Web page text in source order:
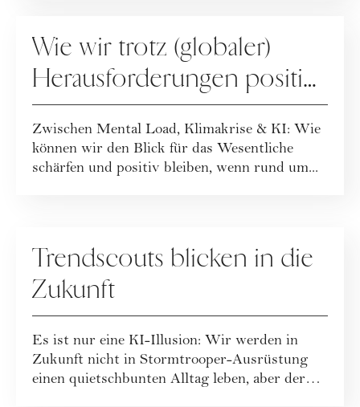
Wie wir trotz (globaler)
Herausforderungen positiv
bleiben
Zwischen Mental Load, Klimakrise & KI: Wie
können wir den Blick für das Wesentliche
schärfen und positiv bleiben, wenn rund um...
Trendscouts blicken in die
Zukunft
Es ist nur eine KI-Illusion: Wir werden in
Zukunft nicht in Stormtrooper-Ausrüstung
einen quietschbunten Alltag leben, aber der